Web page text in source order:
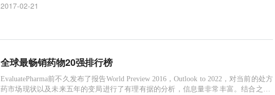
2017-02-21
全球最畅销药物20强排行榜
EvaluatePharma前不久发布了报告World Preview 2016，Outlook to 2022，对当前的处方
药市场现状以及未来五年的变局进行了有理有据的分析，信息量非常丰富。结合之前I